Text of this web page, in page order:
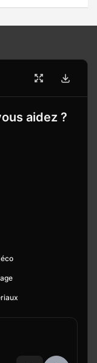
aidez ?